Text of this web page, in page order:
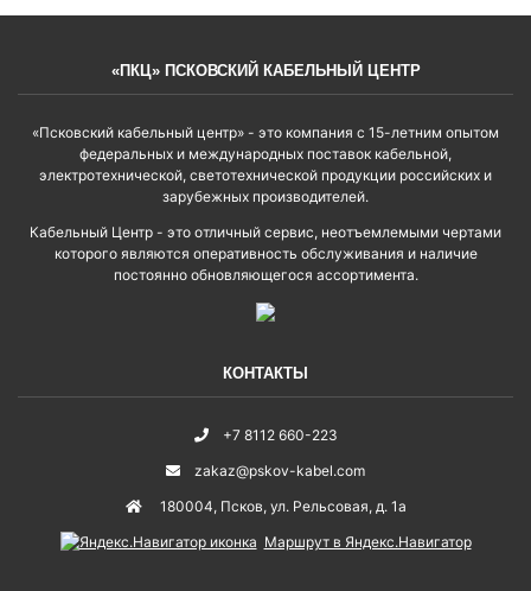
«ПКЦ» ПСКОВСКИЙ КАБЕЛЬНЫЙ ЦЕНТР
«Псковский кабельный центр» - это компания с 15-летним опытом
федеральных и международных поставок кабельной,
электротехнической, светотехнической продукции российских и
зарубежных производителей.
Кабельный Центр - это отличный сервис, неотъемлемыми чертами
которого являются оперативность обслуживания и наличие
постоянно обновляющегося ассортимента.
КОНТАКТЫ
+7 8112 660-223
zakaz@pskov-kabel.com
180004, Псков, ул. Рельсовая, д. 1а
Маршрут в Яндекс.Навигатор